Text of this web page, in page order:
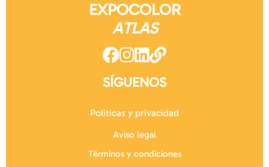
EXPOCOLOR
ATLAS
SÍGUENOS
Políticas y privacidad
Aviso legal
Términos y condiciones